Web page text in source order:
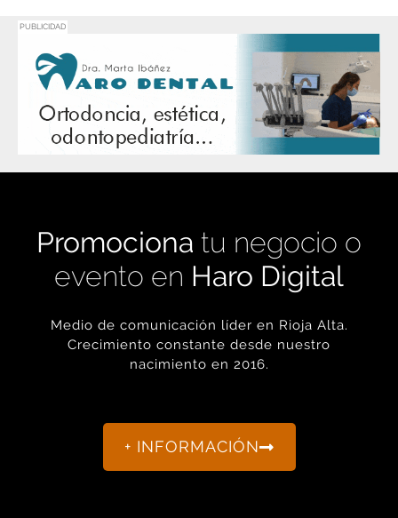
PUBLICIDAD
Promociona tu negocio o
evento en Haro Digital
Medio de comunicación líder en Rioja Alta.
Crecimiento constante desde nuestro
nacimiento en 2016.
+ INFORMACIÓN